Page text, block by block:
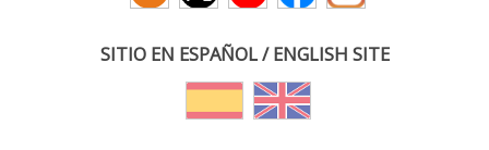
SITIO EN ESPAÑOL / ENGLISH SITE